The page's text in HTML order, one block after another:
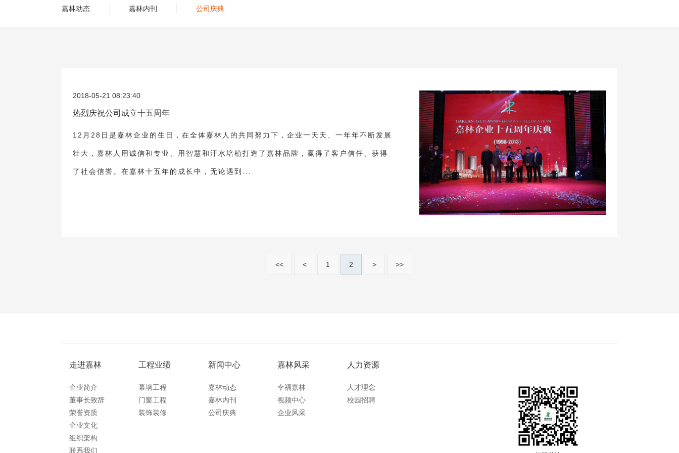
嘉林动态 嘉林内刊 公司庆典
2018-05-21 08:23:40
热烈庆祝公司成立十五周年
12月28日是嘉林企业的生日，在全体嘉林人的共同努力下，企业一天天、一年年不断发展
壮大，嘉林人用诚信和专业、用智慧和汗水培植打造了嘉林品牌，赢得了客户信任、获得
了社会信誉。在嘉林十五年的成长中，无论遇到...
<< < 1 2 > >>
走进嘉林
企业简介
董事长致辞
荣誉资质
企业文化
组织架构
联系我们
工程业绩
幕墙工程
门窗工程
装饰装修
新闻中心
嘉林动态
嘉林内刊
公司庆典
嘉林风采
幸福嘉林
视频中心
企业风采
人力资源
人才理念
校园招聘